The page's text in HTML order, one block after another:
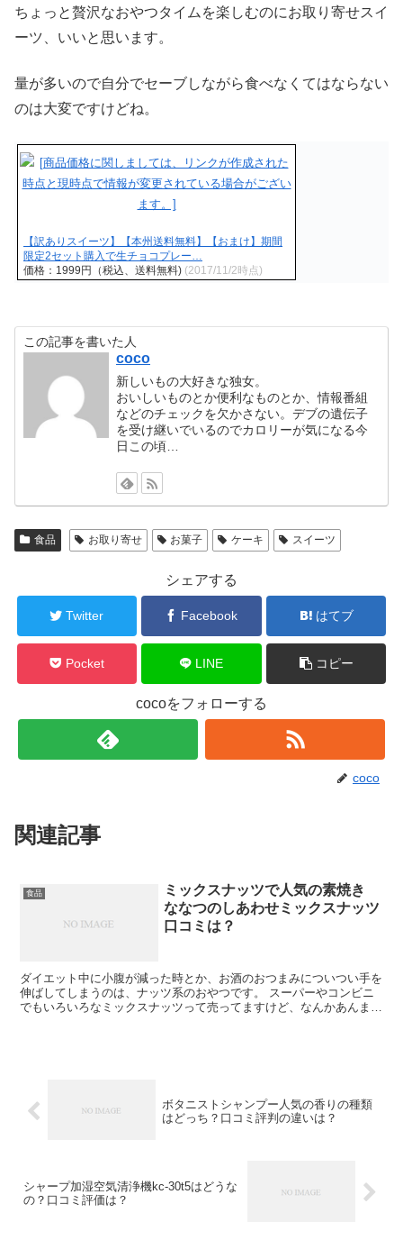
ちょっと贅沢なおやつタイムを楽しむのにお取り寄せスイ
ーツ、いいと思います。
量が多いので自分でセーブしながら食べなくてはならない
のは大変ですけどね。
【訳ありスイーツ】【本州送料無料】【おまけ】期間
限定2セット購入で生チョコプレー…
価格：1999円（税込、送料無料) (2017/11/2時点)
この記事を書いた人
coco
新しいもの大好きな独女。
おいしいものとか便利なものとか、情報番組
などのチェックを欠かさない。デブの遺伝子
を受け継いでいるのでカロリーが気になる今
日この頃…
食品 お取り寄せ お菓子 ケーキ スイーツ
シェアする
Twitter Facebook はてブ
Pocket LINE コピー
cocoをフォローする
coco
関連記事
食品
ミックスナッツで人気の素焼き
ななつのしあわせミックスナッツ
口コミは？
ダイエット中に小腹が減った時とか、お酒のおつまみについつい手を
伸ばしてしまうのは、ナッツ系のおやつです。 スーパーやコンビニ
でもいろいろなミックスナッツって売ってますけど、なんかあんまり
ボタニストシャンプー人気の香りの種類
はどっち？口コミ評判の違いは？
シャープ加湿空気清浄機kc-30t5はどうな
の？口コミ評価は？